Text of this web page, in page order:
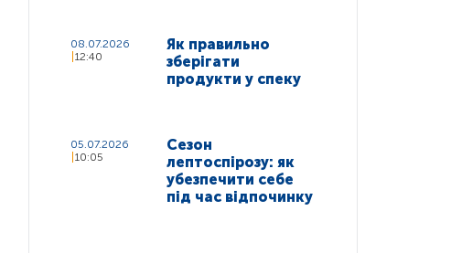
08.07.2026
12:40
Як правильно
зберігати
продукти у спеку
05.07.2026
10:05
Сезон
лептоспірозу: як
убезпечити себе
під час відпочинку